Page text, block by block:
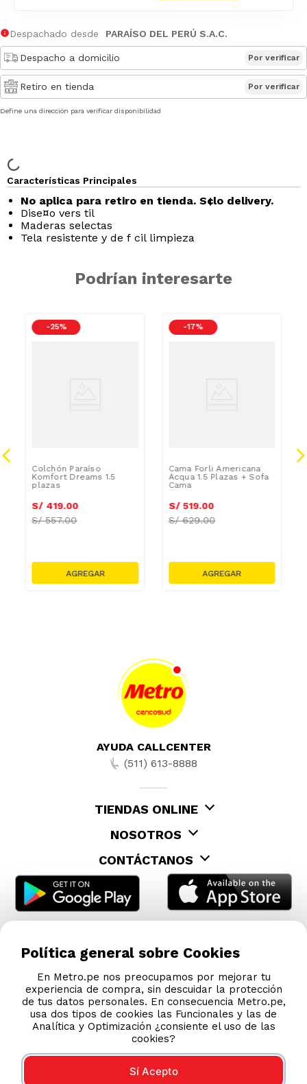
Despachado desde PARAÍSO DEL PERÚ S.A.C.
Despacho a domicilio Por verificar
Retiro en tienda Por verificar
Define una dirección para verificar disponibilidad
Características Principales
No aplica para retiro en tienda. S¢lo delivery.
Dise¤o vers til
Maderas selectas
Tela resistente y de f cil limpieza
Podrían interesarte
-25 %
Colchón Paraíso
Komfort Dreams 1.5
plazas
S/ 419.00
S/557.00
-17 %
Cama Forli Americana
Acqua 1.5 Plazas + Sofa
Cama
S/ 519.00
S/629.00
AYUDA CALLCENTER
(511) 613-8888
TIENDAS ONLINE
NOSOTROS
CONTÁCTANOS
COMPRAS 100% SEGURAS
Política general sobre Cookies
En Metro.pe nos preocupamos por mejorar tu
experiencia de compra, sin descuidar la protección
de tus datos personales. En consecuencia Metro.pe,
usa dos tipos de cookies las Funcionales y las de
Analítica y Optimización ¿consiente el uso de las
cookies?
Sí Acepto